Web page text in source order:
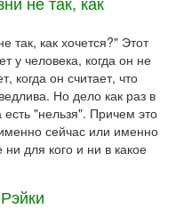
так, как хочется?" Этот
у человека, когда он не
когда он считает, что
Но дело как раз в
есть "нельзя". Причем это
сейчас или именно
для кого и ни в какое